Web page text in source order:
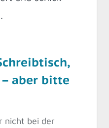
aber bitte
nicht bei der